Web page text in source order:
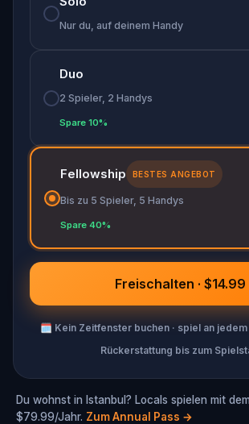
Nur du, auf deinem Handy
Duo
2 Spieler, 2 Handys
Spare 10%
Fellowship BESTES ANGEBOT
Bis zu 5 Spieler, 5 Handys
Spare 40%
Freischalten · $14.99
🗓 Kein Zeitfenster buchen · spiel an jedem
Rückerstattung bis zum
Du wohnst in Istanbul? Locals spielen mit
$79.99/Jahr. Zum Annual Pass →